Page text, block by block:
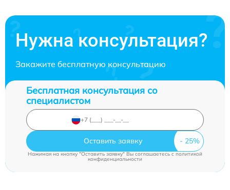
Нужна консультация?
Закажите бесплатную консультацию
Бесплатная консультация со
специалистом
Оставить заявку
Нажимая на кнопку "Оставить заявку" Вы соглашаетесь cполитикой
конфиденциальности